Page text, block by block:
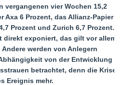
vergangenen vier Wochen 15,2
Axa 6 Prozent, das Allianz-Papier
Prozent und Zurich 6,7 Prozent.
direkt exponiert, das gilt vor allem
werden von Anlegern
von der Entwicklung
betrachtet, denn die Krise
Ereignis mehr.